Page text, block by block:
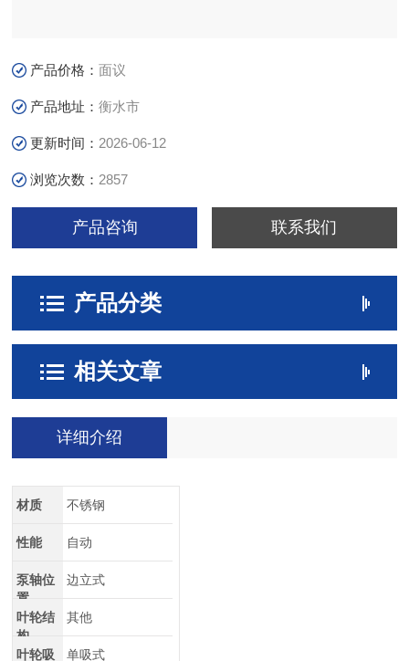
产品价格：面议
产品地址：衡水市
更新时间： 2026-06-12
浏览次数： 2857
产品咨询 联系我们
产品分类
相关文章
详细介绍
材质 不锈钢
性能 自动
泵轴位
置
边立式
叶轮结
构
其他
叶轮吸 单吸式